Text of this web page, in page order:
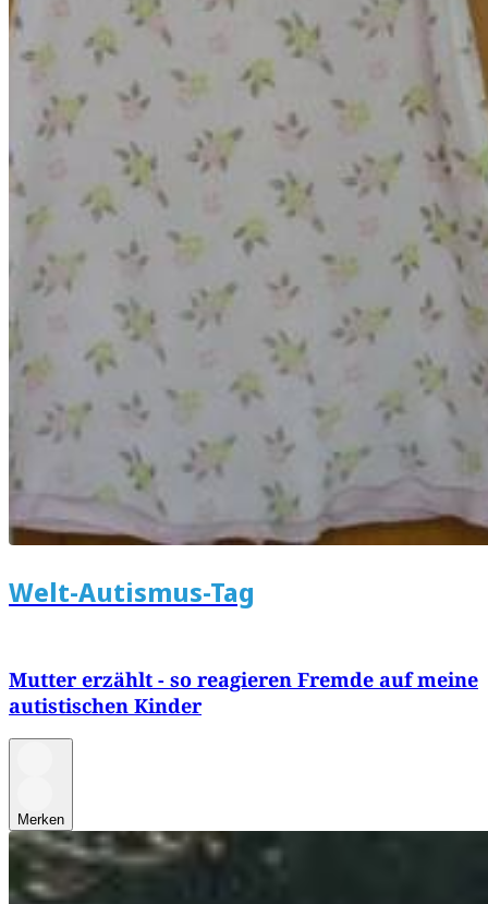
Welt-Autismus-Tag
Mutter erzählt - so reagieren Fremde auf meine
autistischen Kinder
Merken